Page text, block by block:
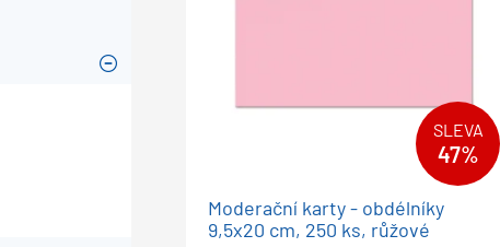
SLEVA
47%
Moderační karty - obdélníky
9,5x20 cm, 250 ks, růžové